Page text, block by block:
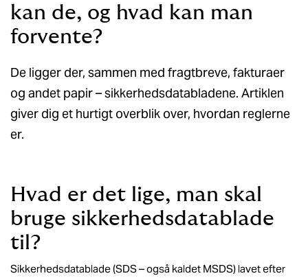
kan de, og hvad kan man
forvente?
De ligger der, sammen med fragtbreve, fakturaer
og andet papir – sikkerhedsdatabladene. Artiklen
giver dig et hurtigt overblik over, hvordan reglerne
er.
Hvad er det lige, man skal
bruge sikkerhedsdatablade
til?
Sikkerhedsdatablade (SDS – også kaldet MSDS) lavet efter